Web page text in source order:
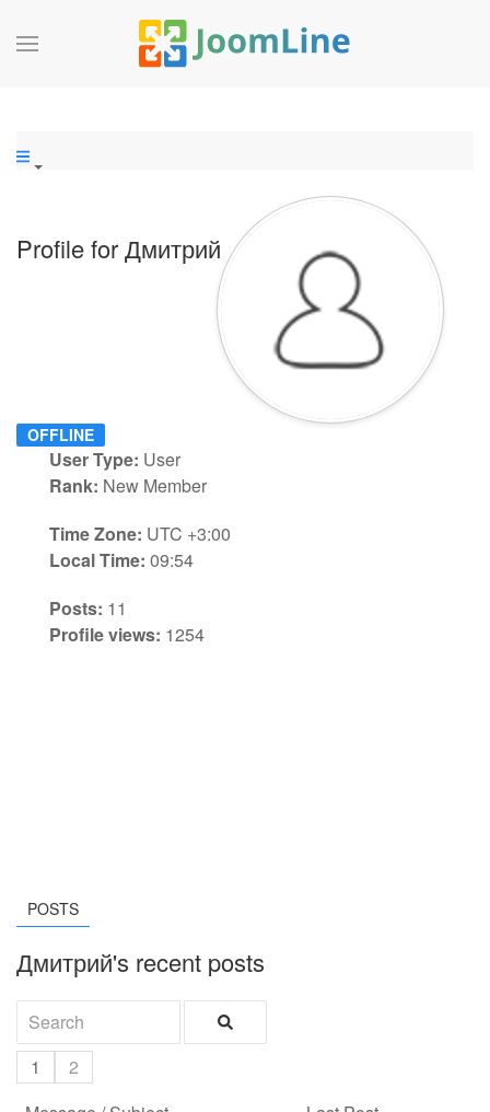
Profile for Дмитрий
OFFLINE
User Type: User
Rank: New Member
Time Zone: UTC +3:00
Local Time: 09:54
Posts: 11
Profile views: 1254
POSTS
Дмитрий's recent posts
1
2